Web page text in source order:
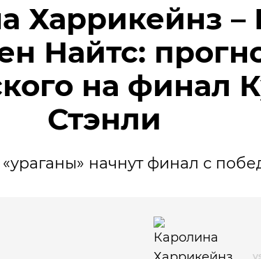
Харрикейнз –
Найтс:
на финал
Стэнли
начнут финал с